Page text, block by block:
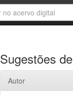
Sugestões
Autor